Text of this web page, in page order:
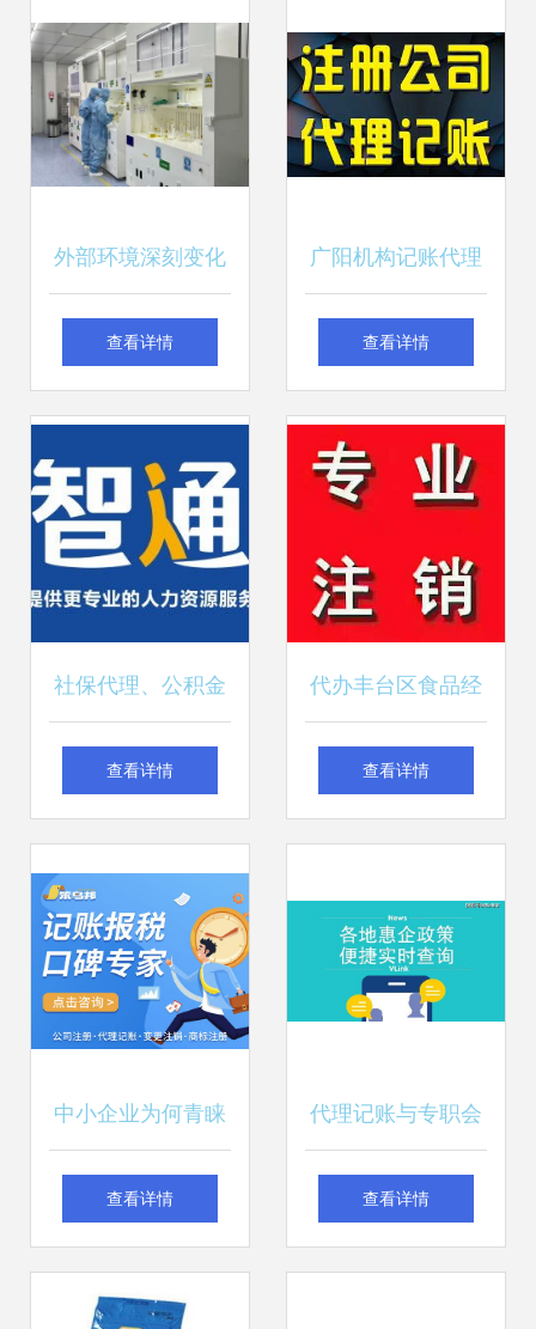
位，全面布局自动
化解决方案
遇
外部环境深刻变化
下江苏机电科技领
查看详情
广阳机构记账代理
报税及机电科技领
费标准解析
查看详情
社保代理、公积金
代理与跨年补缴在
查看详情
代办丰台区食品经
营许可证及代理餐
科技领域技术开发
服务解析
查看详情
中小企业为何青睐
代理记账？以机电
查看详情
代理记账与专职会
计在机电科技领域
查看详情